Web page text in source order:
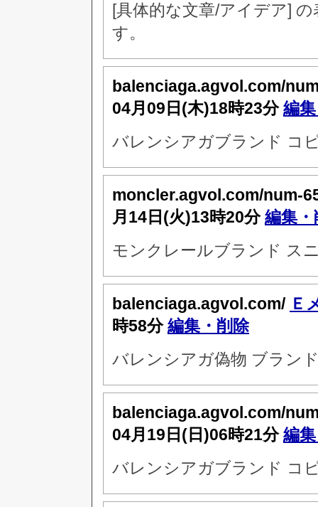
[具体的な文章/アイデア]
す。
balenciaga.agvol.com/
04月09日(木)18時23分編
バレンシアガブランド コ
moncler.agvol.com/num-
月14日(火)13時20分編集・
モンクレールブランド ス
balenciaga.agvol.com/ Ｅ
時58分編集・削除
バレンシアガ偽物 ブラン
balenciaga.agvol.com/
04月19日(日)06時21分編
バレンシアガブランド コ